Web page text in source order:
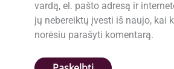
vardą, el. pašto adresą ir
jų nebereiktų įvesti iš naujo, kai
norėsiu parašyti komentarą.